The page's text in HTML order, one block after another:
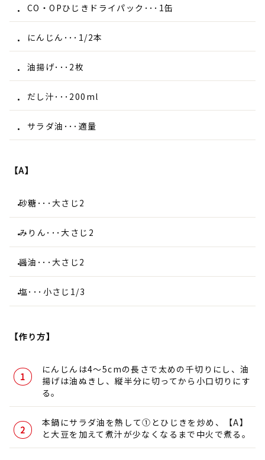
CO・OPひじきドライパック･･･1缶
にんじん･･･1/2本
油揚げ･･･2枚
だし汁･･･200ml
サラダ油･･･適量
【A】
砂糖･･･大さじ2
みりん･･･大さじ2
醤油･･･大さじ2
塩･･･小さじ1/3
【作り方】
にんじんは4～5cmの長さで太めの千切りにし、油
揚げは油ぬきし、縦半分に切ってから小口切りにす
る。
本鍋にサラダ油を熱して①とひじきを炒め、【A】
と大豆を加えて煮汁が少なくなるまで中火で煮る。